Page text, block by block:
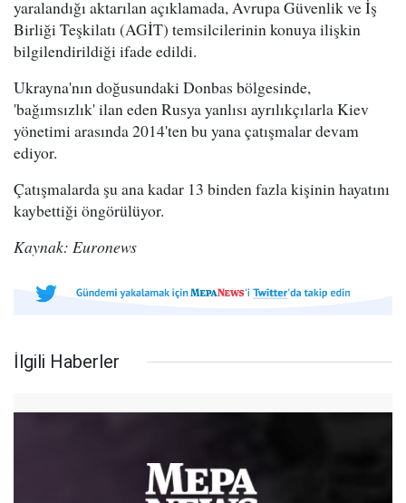
yaralandığı aktarılan açıklamada, Avrupa Güvenlik ve İş
Birliği Teşkilatı (AGİT) temsilcilerinin konuya ilişkin
bilgilendirildiği ifade edildi.
Ukrayna'nın doğusundaki Donbas bölgesinde,
'bağımsızlık' ilan eden Rusya yanlısı ayrılıkçılarla Kiev
yönetimi arasında 2014'ten bu yana çatışmalar devam
ediyor.
Çatışmalarda şu ana kadar 13 binden fazla kişinin hayatını
kaybettiği öngörülüyor.
Kaynak: Euronews
İlgili Haberler